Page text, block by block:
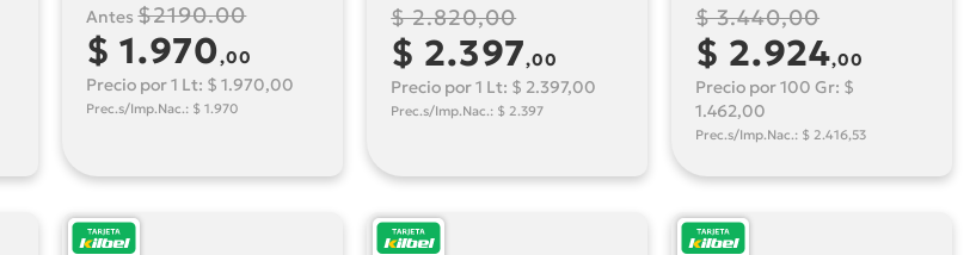
Antes$2190.00
$ 1.970,00
Precio por 1 Lt: $ 1.970,00
Prec.s/Imp.Nac.: $ 1.970
$ 2.820,00
$ 2.397,00
Precio por 1 Lt: $ 2.397,00
Prec.s/Imp.Nac.: $ 2.397
$ 3.440,00
$ 2.924,00
Precio por 100 Gr: $
1.462,00
Prec.s/Imp.Nac.: $ 2.416,53